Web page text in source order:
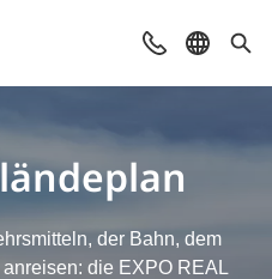
KontaktSprache
der Bahn, dem
die EXPO REAL